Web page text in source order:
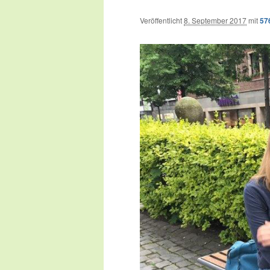
Veröffentlicht8. September 2017mit